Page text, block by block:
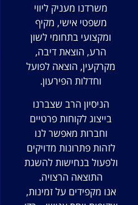
משרדנו מעניק ליווי
משפטי אישי, מקיף
ומקצועי בתחומי לשון
הרע, הוצאת דיבה,
מקרקעין, הוצאה לפועל
וחדלות הפירעון.
הניסיון הרב שצברנו
בייצוג לקוחות פרטיים
וחברות מאפשר לנו
לזהות פתרונות מדויקים
ולפעול בנחישות להשגת
התוצאה הרצויה.
אנו מקפידים על זמינות,